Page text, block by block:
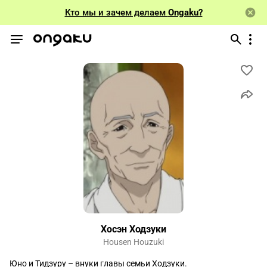
Кто мы и зачем делаем Ongaku?
Хосэн Ходзуки
Housen Houzuki
Юно и Тидзуру – внуки главы семьи Ходзуки.